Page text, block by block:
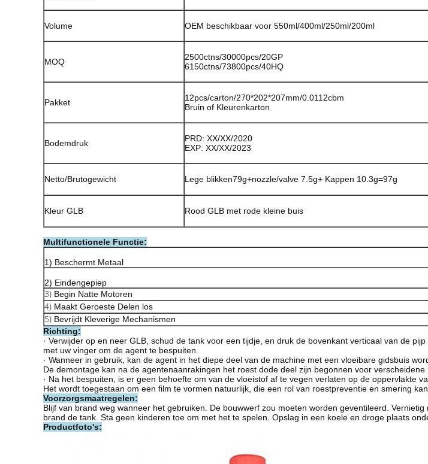
Volume OEM beschikbaar voor 550ml/400ml/250ml/200ml
MOQ
2500ctns/30000pcs/20GP
6150ctns/73800pcs/40HQ
Pakket
12pcs/carton/270*202*207mm/0.0112cbm
Bruin of Kleurenkarton
Bodemdruk
PRD: XX/XX/2020
EXP: XX/XX/2023
Netto/Brutogewicht Lege blikken79g+nozzle/valve 7.5g+ Kappen 10.3g=97g
Kleur GLB Rood GLB met rode kleine buis
Multifunctionele Functie:
1) Beschermt Metaal
2) Eindengepiep
3) Begin Natte Motoren
4) Maakt Geroeste Delen los
5) Bevrijdt Kleverige Mechanismen
Richting:
· Verwijder op en neer GLB, schud de tank voor een tijdje, en druk de bovenkant verticaal van de pijp
met uw vinger om de agent te bespuiten.
· Wanneer in gebruik, kan de agent in het diepe deel van de machine met een vloeibare gidsbuis
De demontage kan na de agentenaanrakingen het roest dode deel zijn begonnen voor verscheidene
· Na het bespuiten, is er geen behoefte om van de vloeistof af te vegen verlaten op de oppervlakte
Het wordt toegestaan om een film te vormen natuurlijk, die een rol van roestpreventie en smering kan
Voorzorgsmaatregelen:
Blijf van brand weg wanneer het gebruiken. De bouwwerf zou moeten worden geventileerd. Vernietig
brand de tank. Sta geen kinderen toe om met het te spelen. Opslag in een koele en droge plaats
Productfoto's: